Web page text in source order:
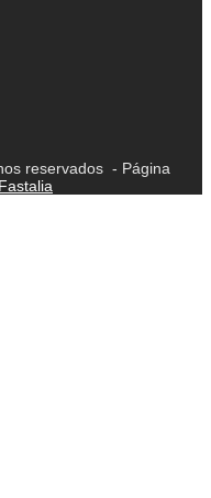
reservados - Página
Fastalia